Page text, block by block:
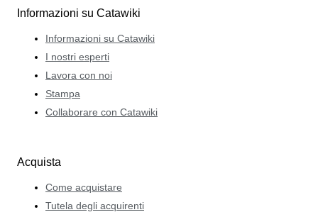
Informazioni su Catawiki
Informazioni su Catawiki
I nostri esperti
Lavora con noi
Stampa
Collaborare con Catawiki
Acquista
Come acquistare
Tutela degli acquirenti